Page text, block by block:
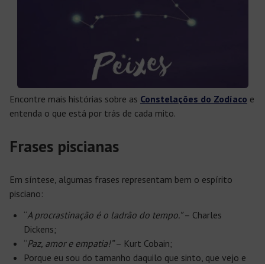
Encontre mais histórias sobre as Constelações do Zodíaco e
entenda o que está por trás de cada mito.
Frases piscianas
Em síntese, algumas frases representam bem o espírito
pisciano:
“A procrastinação é o ladrão do tempo.”– Charles
Dickens;
“Paz, amor e empatia!”– Kurt Cobain;
Porque eu sou do tamanho daquilo que sinto, que vejo e